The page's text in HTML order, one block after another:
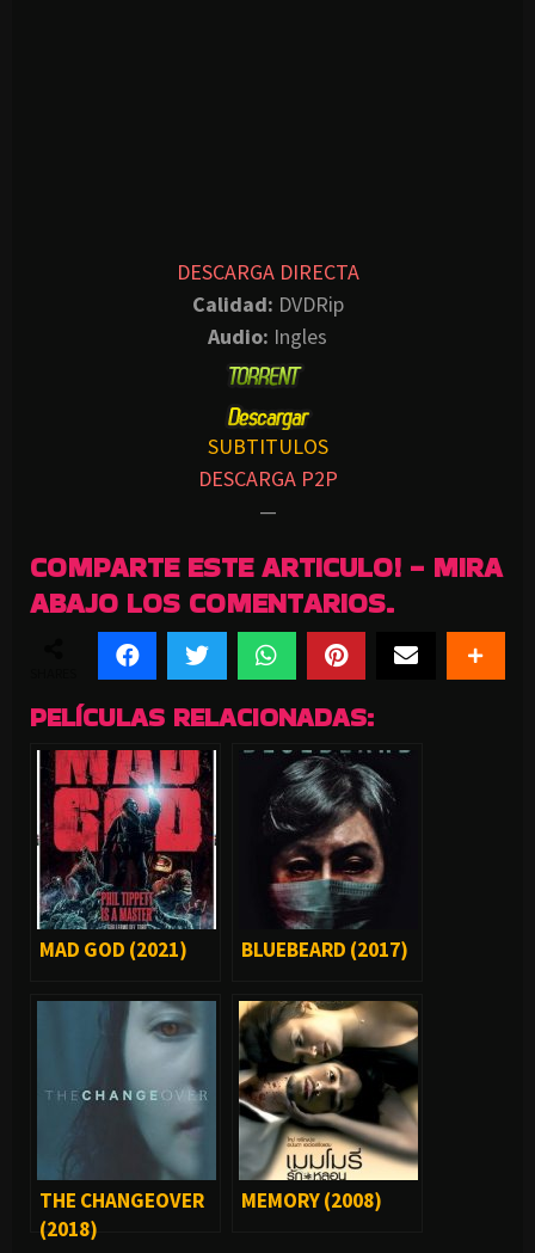
DESCARGA DIRECTA
Calidad: DVDRip
Audio: Ingles
SUBTITULOS
DESCARGA P2P
—
COMPARTE ESTE ARTICULO! - MIRA
ABAJO LOS COMENTARIOS.
PELÍCULAS RELACIONADAS:
MAD GOD (2021) BLUEBEARD (2017)
THE CHANGEOVER
(2018)
MEMORY (2008)